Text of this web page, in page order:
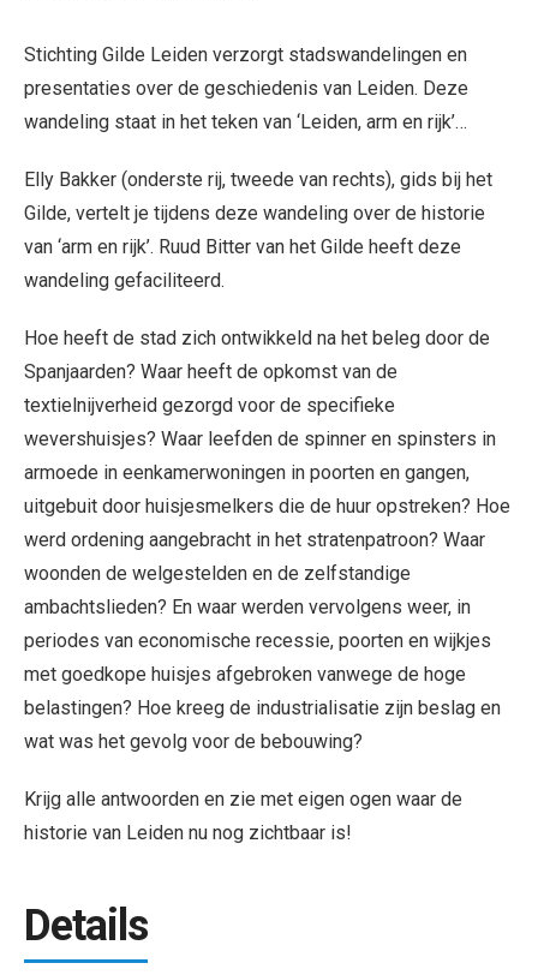
Stichting Gilde Leiden verzorgt stadswandelingen en
presentaties over de geschiedenis van Leiden. Deze
wandeling staat in het teken van ‘Leiden, arm en rijk’…
Elly Bakker (onderste rij, tweede van rechts), gids bij het
Gilde, vertelt je tijdens deze wandeling over de historie
van ‘arm en rijk’. Ruud Bitter van het Gilde heeft deze
wandeling gefaciliteerd.
Hoe heeft de stad zich ontwikkeld na het beleg door de
Spanjaarden? Waar heeft de opkomst van de
textielnijverheid gezorgd voor de specifieke
wevershuisjes? Waar leefden de spinner en spinsters in
armoede in eenkamerwoningen in poorten en gangen,
uitgebuit door huisjesmelkers die de huur opstreken? Hoe
werd ordening aangebracht in het stratenpatroon? Waar
woonden de welgestelden en de zelfstandige
ambachtslieden? En waar werden vervolgens weer, in
periodes van economische recessie, poorten en wijkjes
met goedkope huisjes afgebroken vanwege de hoge
belastingen? Hoe kreeg de industrialisatie zijn beslag en
wat was het gevolg voor de bebouwing?
Krijg alle antwoorden en zie met eigen ogen waar de
historie van Leiden nu nog zichtbaar is!
Details